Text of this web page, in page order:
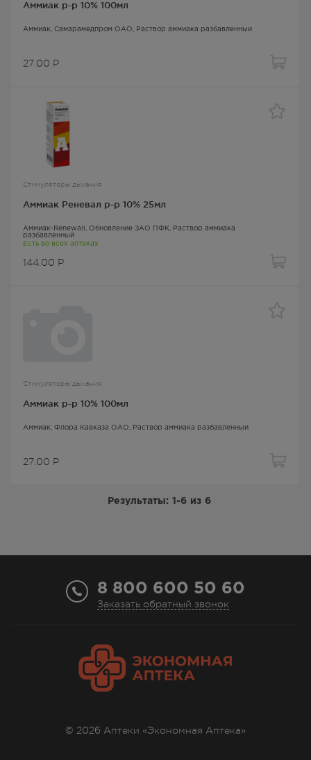
Аммиак р-р 10% 100мл
Аммиак , Самарамедпром ОАО, Раствор аммиака разбавленный
27.00 Р
Стимуляторы дыхания
Аммиак Реневал р-р 10% 25мл
Аммиак-Renewall , Обновление ЗАО ПФК, Раствор аммиака
разбавленный
Есть во всех аптеках
144.00 Р
Стимуляторы дыхания
Аммиак р-р 10% 100мл
Аммиак , Флора Кавказа ОАО, Раствор аммиака разбавленный
27.00 Р
Результаты: 1-6 из 6
8 800 600 50 60
Заказать обратный звонок
© 2026 Аптеки «Экономная Аптека»